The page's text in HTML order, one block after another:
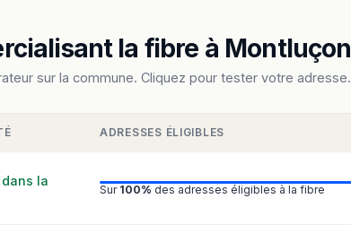
la fibre à Montluçon
sur la commune. Cliquez pour tester votre adresse.
ADRESSES ÉLIGIBLES
la
Sur 100% des adresses éligibles à la fibre